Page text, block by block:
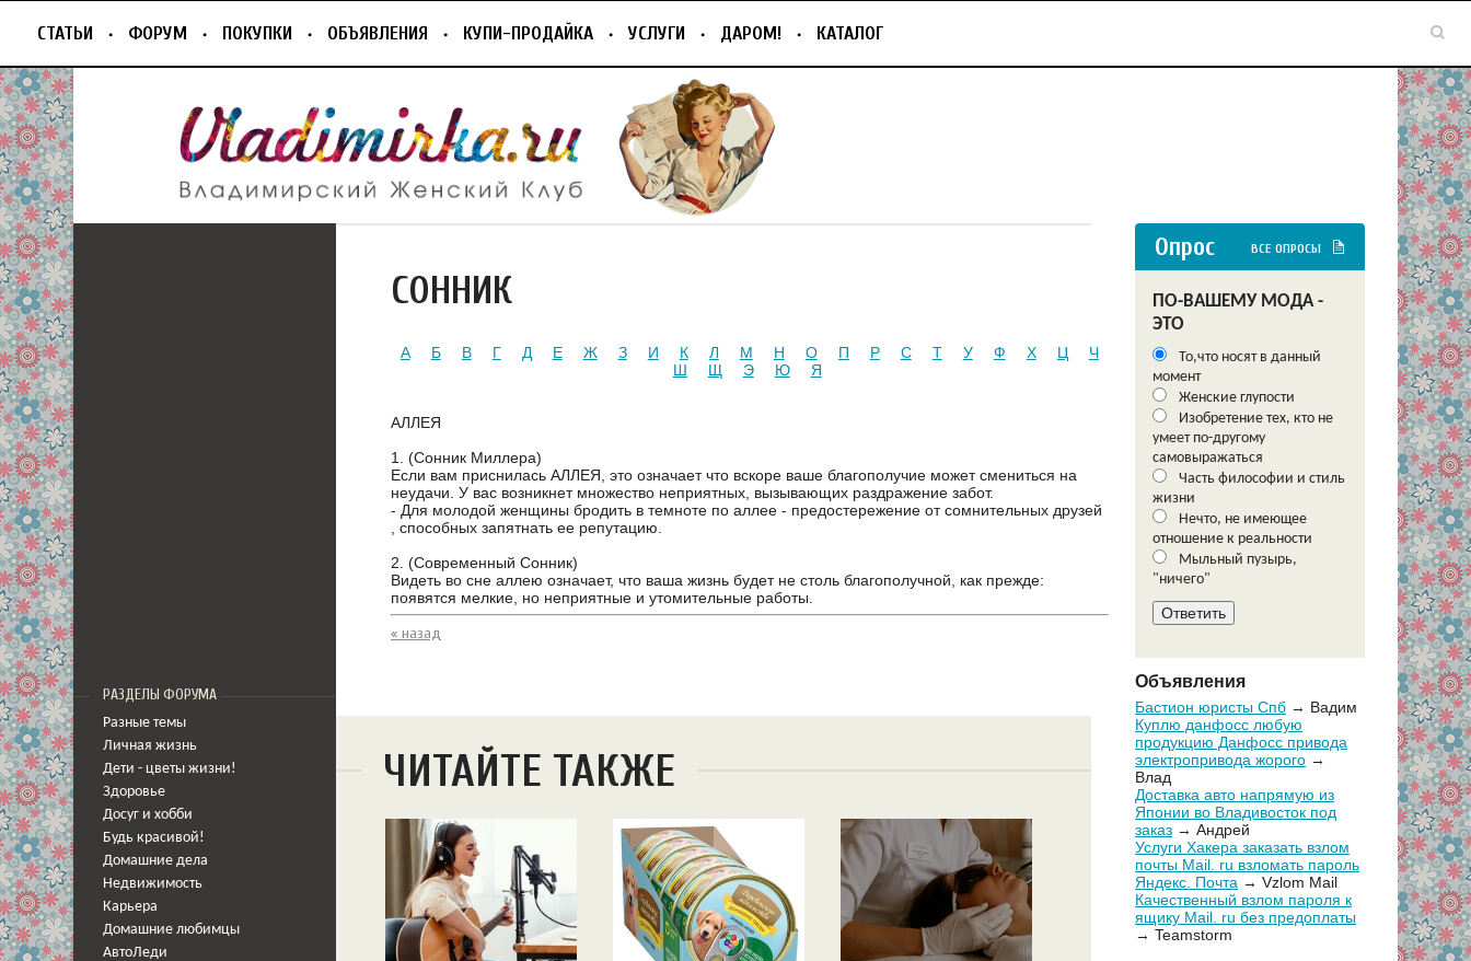
СТАТЬИ ФОРУМ ПОКУПКИ ОБЪЯВЛЕНИЯ КУПИ-ПРОДАЙКА УСЛУГИ ДАРОМ! КАТАЛОГ
РАЗДЕЛЫ ФОРУМА
Разные темы
Личная жизнь
Дети - цветы жизни!
Здоровье
Досуг и хобби
Будь красивой!
Домашние дела
Недвижимость
Карьера
Домашние любимцы
АвтоЛеди
СОННИК
А Б В Г Д Е Ж З И К Л М Н О П Р С Т У Ф Х Ц
Ч
Ш
Щ Э Ю Я
АЛЛЕЯ
1. (Сонник Миллера)
Если вам приснилась АЛЛЕЯ, это означает что вскоре ваше благополучие может смениться на
неудачи. У вас возникнет множество неприятных, вызывающих раздражение забот.
- Для молодой женщины бродить в темноте по аллее - предостережение от сомнительных друзей
, способных запятнать ее репутацию.
2. (Современный Сонник)
Видеть во сне аллею означает, что ваша жизнь будет не столь благополучной, как прежде:
появятся мелкие, но неприятные и утомительные работы.
« назад
ЧИТАЙТЕ ТАКЖЕ
Опрос ВСЕ ОПРОСЫ
ПО-ВАШЕМУ МОДА -
ЭТО
То,что носят в данный
момент
Женские глупости
Изобретение тех, кто не
умеет по-другому
самовыражаться
Часть философии и стиль
жизни
Нечто, не имеющее
отношение к реальности
Мыльный пузырь,
"ничего"
Объявления
Бастион юристы Спб → Вадим
Куплю данфосс любую
продукцию Данфосс привода
электропривода жорого →
Влад
Доставка авто напрямую из
Японии во Владивосток под
заказ → Андрей
Услуги Хакера заказать взлом
почты Mail. ru взломать пароль
Яндекс. Почта → Vzlom Mail
Качественный взлом пароля к
ящику Mail. ru без предоплаты
→ Teamstorm